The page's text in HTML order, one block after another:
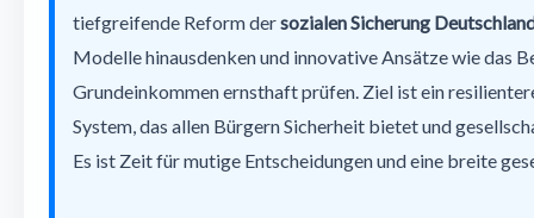
Häufig gestellte Fragen (FAQ) zur Zukunft des Sozialstaats
tiefgreifende Reform dersozialen Sicherung
Modelle hinausdenken und innovative Ansätze wie das
Grundeinkommen ernsthaft prüfen. Ziel ist ein
System, das allen Bürgern Sicherheit bietet und
Es ist Zeit für mutige Entscheidungen und eine breite